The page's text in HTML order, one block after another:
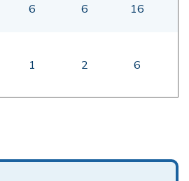
6 6 16
1 2 6